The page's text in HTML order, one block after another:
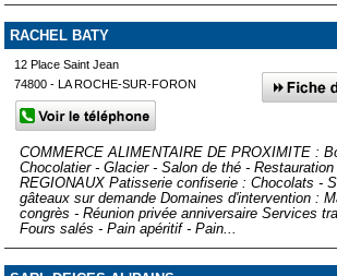
RACHEL BATY
12 Place Saint Jean
74800 - LA ROCHE-SUR-FORON
COMMERCE ALIMENTAIRE DE PROXIMITE :
Chocolatier - Glacier - Salon de thé -
REGIONAUX Patisserie confiserie : Chocolats -
gâteaux sur demande Domaines d'intervention :
congrès - Réunion privée anniversaire Services
Fours salés - Pain apéritif - Pain...